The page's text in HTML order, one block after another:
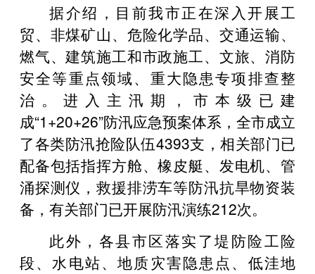
据介绍，目前我市正在深入开展工
贸、非煤矿山、危险化学品、交通运输、
燃气、建筑施工和市政施工、文旅、消防
安全等重点领域、重大隐患专项排查整
治。进入主汛期，市本级已建
成“1+20+26”防汛应急预案体系，全市成立
了各类防汛抢险队伍4393支，相关部门已
配备包括指挥方舱、橡皮艇、发电机、管
涌探测仪，救援排涝车等防汛抗旱物资装
备，有关部门已开展防汛演练212次。
此外，各县市区落实了堤防险工险
段、水电站、地质灾害隐患点、低洼地